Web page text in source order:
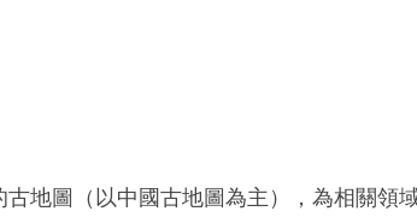
地圖（以中國古地圖為主），為相關領